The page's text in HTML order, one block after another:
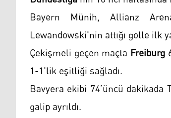
Bayern Münih, Allianz
Lewandowski'nin attığı golle ilk
Çekişmeli geçen maçta Freiburg
1-1'lik eşitliği sağladı.
Bavyera ekibi 74’üncü
galip ayrıldı.